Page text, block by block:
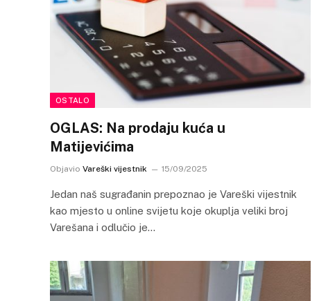
OSTALO
OGLAS: Na prodaju kuća u
Matijevićima
Objavio Vareški vijestnik 15/09/2025
Jedan naš sugrađanin prepoznao je Vareški vijestnik
kao mjesto u online svijetu koje okuplja veliki broj
Varešana i odlučio je…